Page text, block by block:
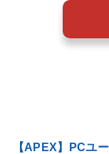
【APEX】PCユ